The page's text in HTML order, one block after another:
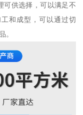
可供选择，可以满足不
和成型，可以通过切
。